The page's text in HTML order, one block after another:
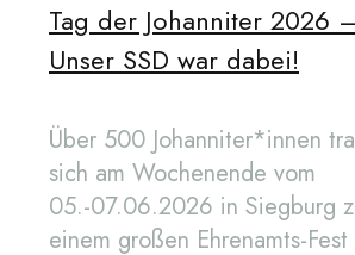
Tag der Johanniter 2026 –
Unser SSD war dabei!
Über 500 Johanniter*innen
sich am Wochenende vom
05.-07.06.2026 in Siegburg
einem großen Ehrenamts-Fest